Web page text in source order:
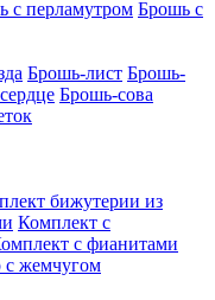
с перламутром Брошь с
Брошь-лист Брошь-
Брошь-сова
бижутерии из
Комплект с
с фианитами
с жемчугом